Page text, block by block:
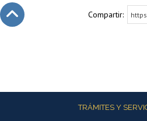
Compartir:
Más informaciónTRÁMITES Y